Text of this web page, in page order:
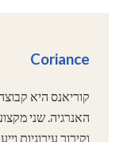
Coriance
קוריאנס היא
האנרגיה. שני
וקירור עירוניות